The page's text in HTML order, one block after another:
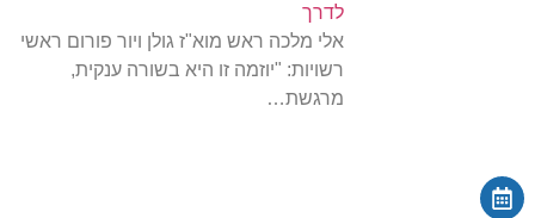
לדרך
אלי מלכה ראש מוא"ז גולן ויור פורום ראשי
רשויות: "יוזמה זו היא בשורה ענקית,
מרגשת…